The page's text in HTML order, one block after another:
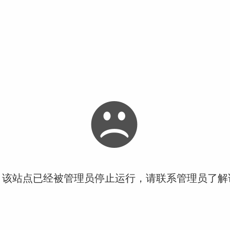
站点已经被管理员停止运行，请联系管理员了